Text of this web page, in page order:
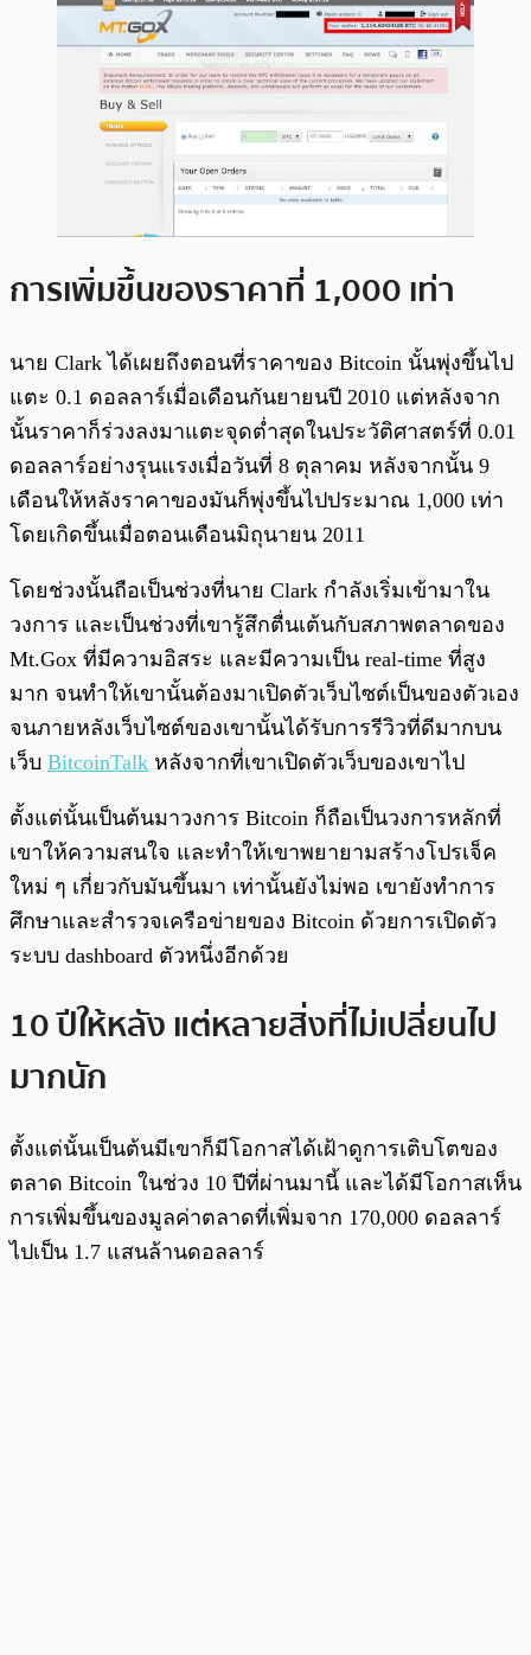
การเพิ่มขึ้นของราคาที่ 1,000 เท่า
นาย Clark ได้เผยถึงตอนที่ราคาของ Bitcoin นั้นพุ่งขึ้นไป
แตะ 0.1 ดอลลาร์เมื่อเดือนกันยายนปี 2010 แต่หลังจาก
นั้นราคาก็ร่วงลงมาแตะจุดต่ำสุดในประวัติศาสตร์ที่ 0.01
ดอลลาร์อย่างรุนแรงเมื่อวันที่ 8 ตุลาคม หลังจากนั้น 9
เดือนให้หลังราคาของมันก็พุ่งขึ้นไปประมาณ 1,000 เท่า
โดยเกิดขึ้นเมื่อตอนเดือนมิถุนายน 2011
โดยช่วงนั้นถือเป็นช่วงที่นาย Clark กำลังเริ่มเข้ามาใน
วงการ และเป็นช่วงที่เขารู้สึกตื่นเต้นกับสภาพตลาดของ
Mt.Gox ที่มีความอิสระ และมีความเป็น real-time ที่สูง
มาก จนทำให้เขานั้นต้องมาเปิดตัวเว็บไซต์เป็นของตัวเอง
จนภายหลังเว็บไซต์ของเขานั้นได้รับการรีวิวที่ดีมากบน
เว็บ BitcoinTalk หลังจากที่เขาเปิดตัวเว็บของเขาไป
ตั้งแต่นั้นเป็นต้นมาวงการ Bitcoin ก็ถือเป็นวงการหลักที่
เขาให้ความสนใจ และทำให้เขาพยายามสร้างโปรเจ็ค
ใหม่ ๆ เกี่ยวกับมันขึ้นมา เท่านั้นยังไม่พอ เขายังทำการ
ศึกษาและสำรวจเครือข่ายของ Bitcoin ด้วยการเปิดตัว
ระบบ dashboard ตัวหนึ่งอีกด้วย
10 ปีให้หลัง แต่หลายสิ่งที่ไม่เปลี่ยนไป
มากนัก
ตั้งแต่นั้นเป็นต้นมีเขาก็มีโอกาสได้เฝ้าดูการเติบโตของ
ตลาด Bitcoin ในช่วง 10 ปีที่ผ่านมานี้ และได้มีโอกาสเห็น
การเพิ่มขึ้นของมูลค่าตลาดที่เพิ่มจาก 170,000 ดอลลาร์
ไปเป็น 1.7 แสนล้านดอลลาร์